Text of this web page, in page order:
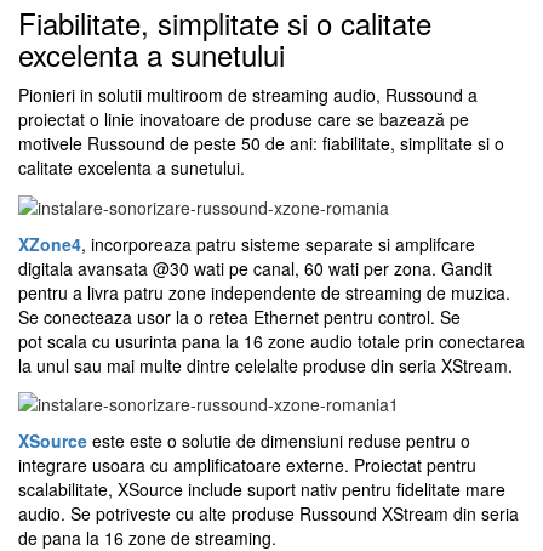
Fiabilitate, simplitate si o calitate
excelenta a sunetului
Pionieri in solutii multiroom de streaming audio, Russound a
proiectat o linie inovatoare de produse care se bazează pe
motivele Russound de peste 50 de ani: fiabilitate, simplitate si o
calitate excelenta a sunetului.
XZone4, incorporeaza patru sisteme separate si amplifcare
digitala avansata @30 wati pe canal, 60 wati per zona. Gandit
pentru a livra patru zone independente de streaming de muzica.
Se conecteaza usor la o retea Ethernet pentru control. Se
pot scala cu usurinta pana la 16 zone audio totale prin conectarea
la unul sau mai multe dintre celelalte produse din seria XStream.
XSource este este o solutie de dimensiuni reduse pentru o
integrare usoara cu amplificatoare externe. Proiectat pentru
scalabilitate, XSource include suport nativ pentru fidelitate mare
audio. Se potriveste cu alte produse Russound XStream din seria
de pana la 16 zone de streaming.